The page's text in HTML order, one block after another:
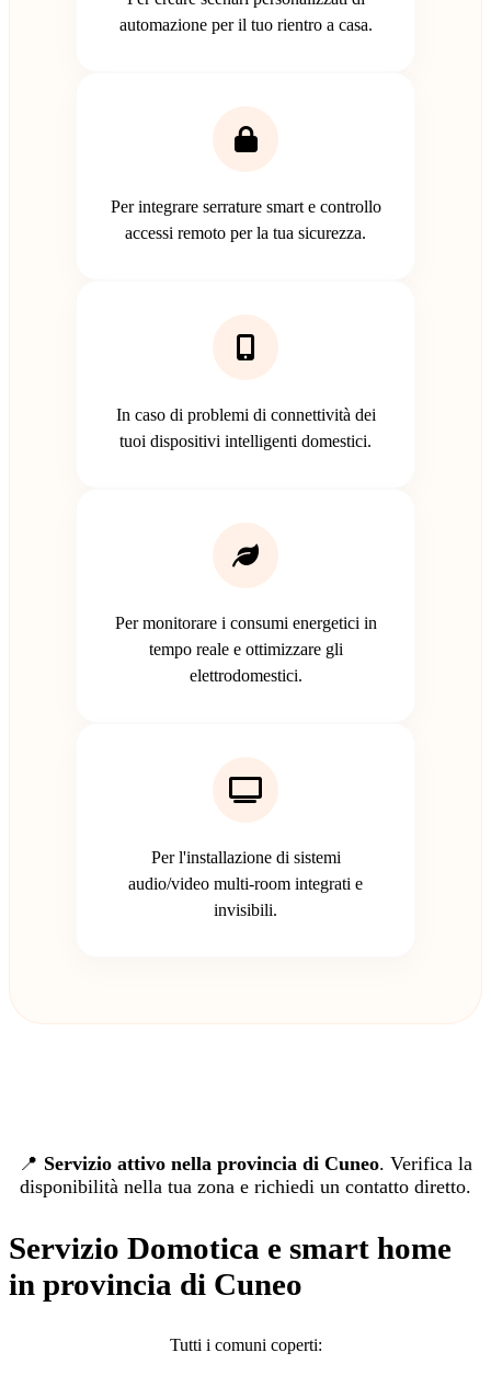
automazione per il tuo rientro a casa.
Per integrare serrature smart e controllo
accessi remoto per la tua sicurezza.
In caso di problemi di connettività dei
tuoi dispositivi intelligenti domestici.
Per monitorare i consumi energetici in
tempo reale e ottimizzare gli
elettrodomestici.
Per l'installazione di sistemi
audio/video multi-room integrati e
invisibili.
📍 Servizio attivo nella provincia di Cuneo. Verifica la
disponibilità nella tua zona e richiedi un contatto diretto.
Servizio Domotica e smart home
in provincia di Cuneo
Tutti i comuni coperti: